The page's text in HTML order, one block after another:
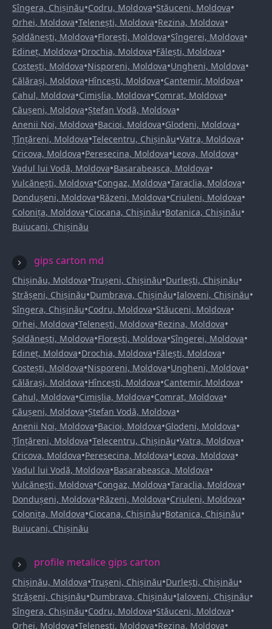
Sîngera, Chișinău•Codru, Moldova•Stăuceni, Moldova•
Orhei, Moldova•Telenești, Moldova•Rezina, Moldova•
Șoldănești, Moldova•Florești, Moldova•Sîngerei, Moldova•
Edineț, Moldova•Drochia, Moldova•Fălești, Moldova•
Costești, Moldova•Nisporeni, Moldova•Ungheni, Moldova•
Călărași, Moldova•Hîncești, Moldova•Cantemir, Moldova•
Cahul, Moldova•Cimișlia, Moldova•Comrat, Moldova•
Căușeni, Moldova•Ștefan Vodă, Moldova•
Anenii Noi, Moldova•Bacioi, Moldova•Glodeni, Moldova•
Țînțăreni, Moldova•Telecentru, Chișinău•Vatra, Moldova•
Cricova, Moldova•Peresecina, Moldova•Leova, Moldova•
Vadul lui Vodă, Moldova•Basarabeasca, Moldova•
Vulcănești, Moldova•Congaz, Moldova•Taraclia, Moldova•
Dondușeni, Moldova•Răzeni, Moldova•Criuleni, Moldova•
Colonița, Moldova•Ciocana, Chișinău•Botanica, Chișinău•
Buiucani, Chișinău
gips carton md
Chișinău, Moldova•Trușeni, Chișinău•Durlești, Chișinău•
Strășeni, Chișinău•Dumbrava, Chișinău•Ialoveni, Chișinău•
Sîngera, Chișinău•Codru, Moldova•Stăuceni, Moldova•
Orhei, Moldova•Telenești, Moldova•Rezina, Moldova•
Șoldănești, Moldova•Florești, Moldova•Sîngerei, Moldova•
Edineț, Moldova•Drochia, Moldova•Fălești, Moldova•
Costești, Moldova•Nisporeni, Moldova•Ungheni, Moldova•
Călărași, Moldova•Hîncești, Moldova•Cantemir, Moldova•
Cahul, Moldova•Cimișlia, Moldova•Comrat, Moldova•
Căușeni, Moldova•Ștefan Vodă, Moldova•
Anenii Noi, Moldova•Bacioi, Moldova•Glodeni, Moldova•
Țînțăreni, Moldova•Telecentru, Chișinău•Vatra, Moldova•
Cricova, Moldova•Peresecina, Moldova•Leova, Moldova•
Vadul lui Vodă, Moldova•Basarabeasca, Moldova•
Vulcănești, Moldova•Congaz, Moldova•Taraclia, Moldova•
Dondușeni, Moldova•Răzeni, Moldova•Criuleni, Moldova•
Colonița, Moldova•Ciocana, Chișinău•Botanica, Chișinău•
Buiucani, Chișinău
profile metalice gips carton
Chișinău, Moldova•Trușeni, Chișinău•Durlești, Chișinău•
Strășeni, Chișinău•Dumbrava, Chișinău•Ialoveni, Chișinău•
Sîngera, Chișinău•Codru, Moldova•Stăuceni, Moldova•
Orhei, Moldova•Telenești, Moldova•Rezina, Moldova•